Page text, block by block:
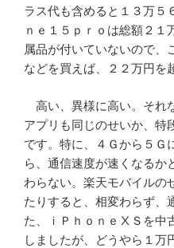
ラス代も含めると１３万５
ｎｅ１５ｐｒｏは総額２１
属品が付いていないので、
などを買えば、２２万円を
高い、異様に高い。それ
アプリも同じのせいか、特
です。特に、４Ｇから５Ｇ
ら、通信速度が速くなるか
わらない。楽天モバイルの
たりすると、相変わらず、
た、ｉＰｈｏｎｅⅩＳを中
しましたが、どうやら１万